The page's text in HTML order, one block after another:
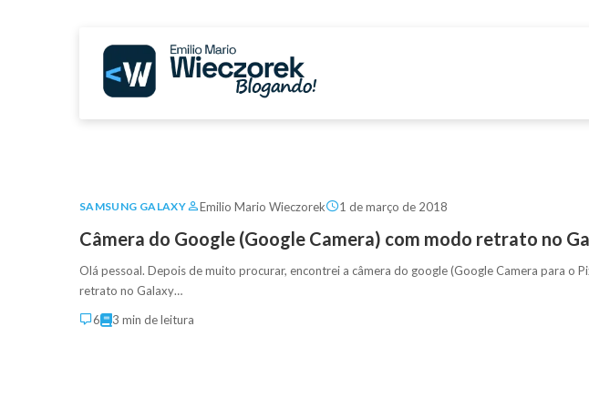
SAMSUNG GALAXY Emilio Mario Wieczorek 1 de março de 2018
Câmera do Google (Google Camera) com modo retrato no
Olá pessoal. Depois de muito procurar, encontrei a câmera do google (Google Camera para o
retrato no Galaxy…
6
3 min de leitura